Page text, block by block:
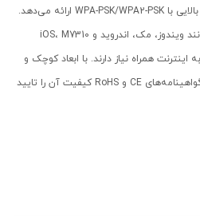
گیگاهرتز پشتیبانی می‌کند و امنیت بالایی با WPA-PSK/WPA2-PSK ارائه می‌دهد.
سازگار با سیستم‌عامل‌های مختلف مانند ویندوز، مک، اندروید و iOS، M7310
همراه نیاز دارند. با ابعاد کوچک و
آنتن داخلی، حمل آن آسان است و گواهینامه‌های CE و RoHS کیفیت آن را تایید